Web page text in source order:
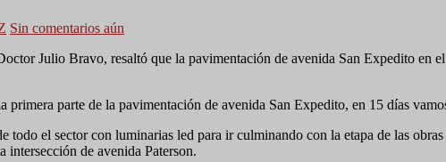
Sin comentarios aún
Julio Bravo, resaltó que la pavimentación de avenida San Expedito en
primera parte de la pavimentación de avenida San Expedito, en 15 días
todo el sector con luminarias led para ir culminando con la etapa de las
intersección de avenida Paterson.